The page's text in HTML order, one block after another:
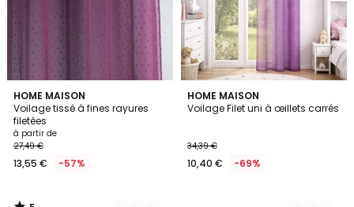
HOME MAISON
Voilage tissé à fines rayures
filetées
à partir de
27,49 €
13,55 € -57%
5
/
5
6
Couleurs
HOME MAISON
Voilage Filet uni à œillets carrés
34,39 €
10,40 € -69%
3
Couleurs